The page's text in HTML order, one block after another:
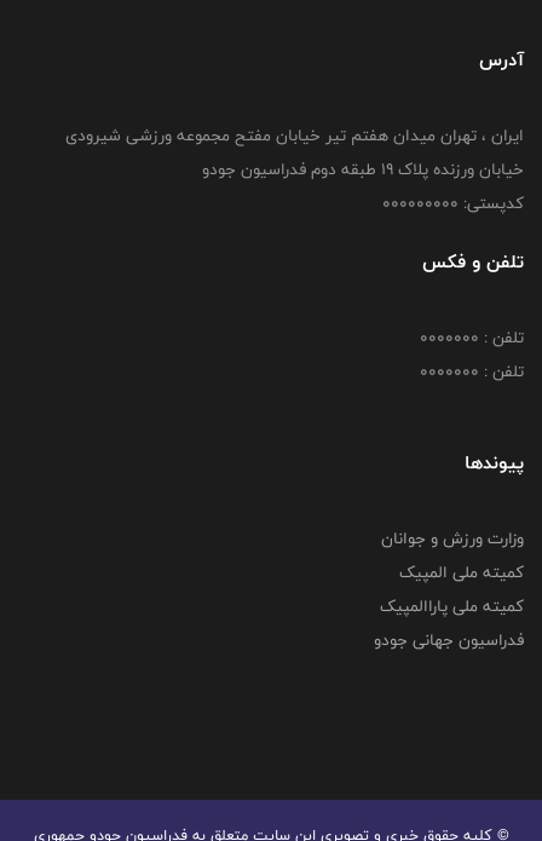
آدرس
ایران ، تهران میدان هفتم تیر خیابان مفتح مجموعه ورزشی شیرودی
خیابان ورزنده پلاک ۱۹ طبقه دوم فدراسیون جودو
کدپستی: 000000000
تلفن و فکس
تلفن : 0000000
تلفن : 0000000
پیوندها
وزارت ورزش و جوانان
کمیته ملی المپیک
کمیته ملی پاراالمپیک
فدراسیون جهانی جودو
© کليه حقوق خبری و تصويری اين سايت متعلق به فدراسیون جودو جمهوری